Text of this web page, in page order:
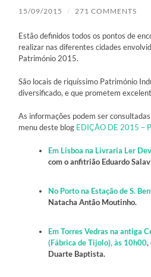
15/09/2015 / 271 COMMENTS
Estão definidos todos os pontos de
realizar nas diferentes cidades
Património 2015.
São locais de riquíssimo Património
diversificado, e que prometem
As informações podem ser
menu deste blog EDIÇÃO DE 2015 –
Em Lisboa na Livraria Ler
com o anfitrião Eduardo
No Porto na Estação de S.
Natacha Antão Moutinho.
Em Torres Vedras na antiga
(Fábrica de Tijolo), às 10h00,
Duarte Baptista.